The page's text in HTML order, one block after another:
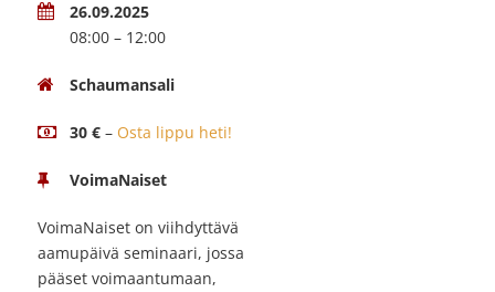
26.09.2025
08:00 – 12:00
Schaumansali
30 € – Osta lippu heti!
VoimaNaiset
VoimaNaiset on viihdyttävä
aamupäivä seminaari, jossa
pääset voimaantumaan,